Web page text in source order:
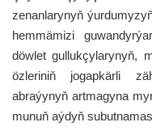
zenanlarynyň
hemmämizi
döwlet gullukçylarynyň,
özleriniň jogapkärli
abraýynyň artmagyna
munuň aýdyň